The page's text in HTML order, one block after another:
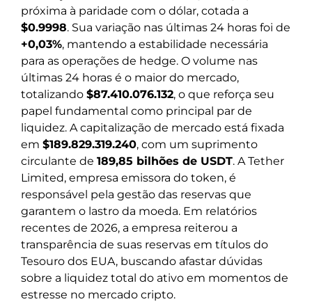
próxima à paridade com o dólar, cotada a
$0.9998. Sua variação nas últimas 24 horas foi de
+0,03%, mantendo a estabilidade necessária
para as operações de hedge. O volume nas
últimas 24 horas é o maior do mercado,
totalizando $87.410.076.132, o que reforça seu
papel fundamental como principal par de
liquidez. A capitalização de mercado está fixada
em $189.829.319.240, com um suprimento
circulante de 189,85 bilhões de USDT. A Tether
Limited, empresa emissora do token, é
responsável pela gestão das reservas que
garantem o lastro da moeda. Em relatórios
recentes de 2026, a empresa reiterou a
transparência de suas reservas em títulos do
Tesouro dos EUA, buscando afastar dúvidas
sobre a liquidez total do ativo em momentos de
estresse no mercado cripto.